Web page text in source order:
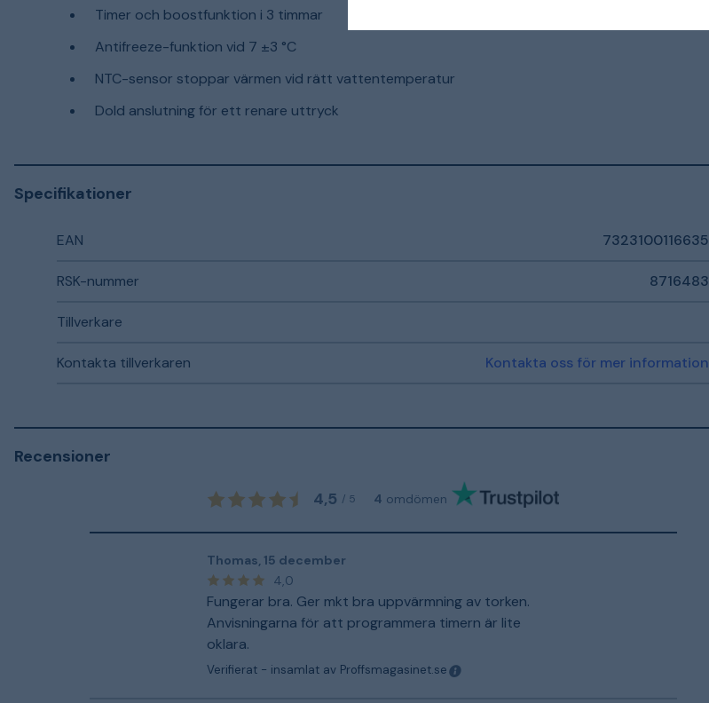
Timer och boostfunktion i 3 timmar
Antifreeze-funktion vid 7 ±3 °C
NTC-sensor stoppar värmen vid rätt vattentemperatur
Dold anslutning för ett renare uttryck
Specifikationer
EAN 7323100116635
RSK-nummer 8716483
Tillverkare
Kontakta tillverkaren Kontakta oss för mer information
Recensioner
4,5 / 5 4 omdömen
Thomas, 15 december
4,0
Fungerar bra. Ger mkt bra uppvärmning av torken.
Anvisningarna för att programmera timern är lite
oklara.
Verifierat - insamlat av Proffsmagasinet.se